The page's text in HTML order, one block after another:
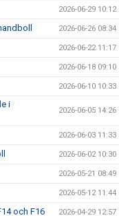
2026-06-29 10:12
2026-06-26 08:34
2026-06-22 11:17
2026-06-18 09:10
2026-06-10 10:33
i
2026-06-05 14:26
2026-06-03 11:33
2026-06-02 10:30
2026-05-21 08:49
2026-05-12 11:44
och F16 2026-04-29 12:57